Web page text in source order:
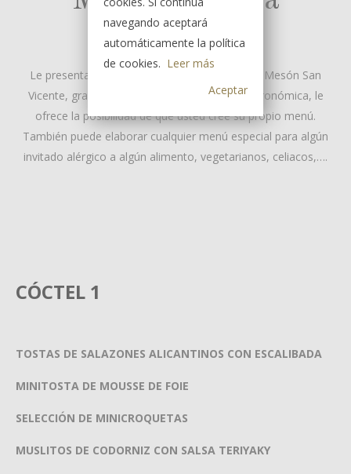
Ejemplos de nuestros menús
Le presentamos
. Mesón San
Vicente, gracias a su dilatada experiencia gastronómica, le
ofrece la posibilidad de que usted cree su propio menú.
También puede elaborar cualquier menú especial para algún
invitado alérgico a algún alimento, vegetarianos, celiacos,….
CÓCTEL 1
TOSTAS DE SALAZONES ALICANTINOS CON ESCALIBADA
MINITOSTA DE MOUSSE DE FOIE
SELECCIÓN DE MINICROQUETAS
MUSLITOS DE CODORNIZ CON SALSA TERIYAKY
navegando aceptará
automáticamente la política
de cookies. Leer más
Aceptar